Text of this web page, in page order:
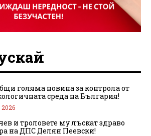
голяма новина за контрола от
среда на България!
и троловете му лъскат здраво
на ДПС Делян Пеевски!